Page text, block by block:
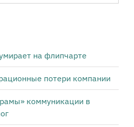
на флипчарте
потери компании
коммуникации в